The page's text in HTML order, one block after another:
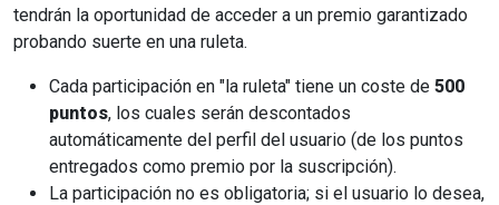
tendrán la oportunidad de acceder a un premio garantizado
probando suerte en una ruleta.
Cada participación en "la ruleta" tiene un coste de 500
puntos, los cuales serán descontados
automáticamente del perfil del usuario (de los puntos
entregados como premio por la suscripción).
La participación no es obligatoria; si el usuario lo desea,